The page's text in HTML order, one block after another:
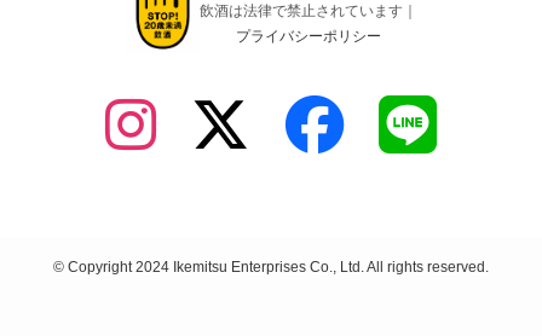
飲酒は法律で禁止されています｜
プライバシーポリシー
© Copyright 2024 Ikemitsu Enterprises Co., Ltd. All rights reserved.